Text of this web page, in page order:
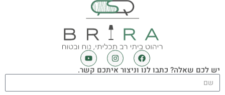
יש לכם שאלה? כתבו לנו וניצור איתכם קשר.